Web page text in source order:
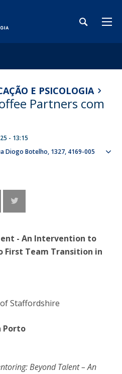
E PSICOLOGIA
Partners com
- 13:15
Diogo Botelho, 1327 4169-005
- An Intervention to
First Team Transition in
Staffordshire
Porto
Beyond Talent – An